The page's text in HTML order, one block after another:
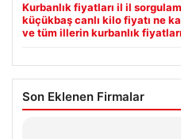
Kurbanlık fiyatları il il
küçükbaş canlı kilo fiyatı ne
ve tüm illerin kurbanlık fiyatları
Son Eklenen Firmalar